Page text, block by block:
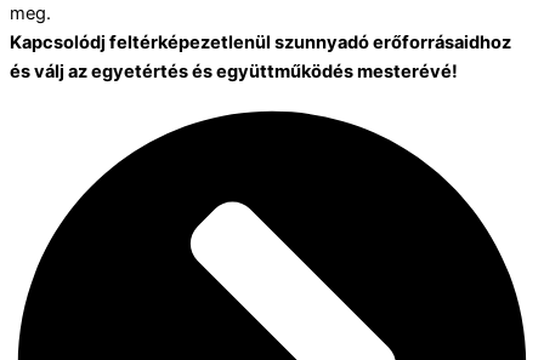
meg.
Kapcsolódj feltérképezetlenül szunnyadó erőforrásaidhoz
és válj az egyetértés és együttműködés mesterévé!